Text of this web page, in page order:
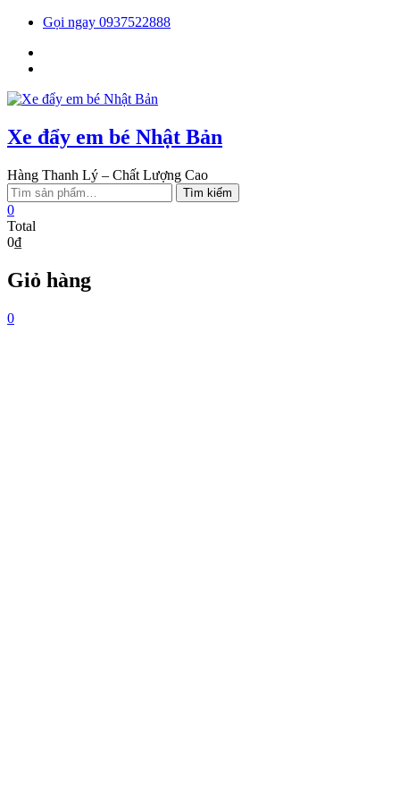
Skip
content
Gọi ngay 0937522888
Xe đẩy em bé Nhật Bản
Hàng Thanh Lý – Chất Lượng Cao
Tìm
kiếm:
Tìm kiếm
0
Total
0₫
Giỏ hàng
0